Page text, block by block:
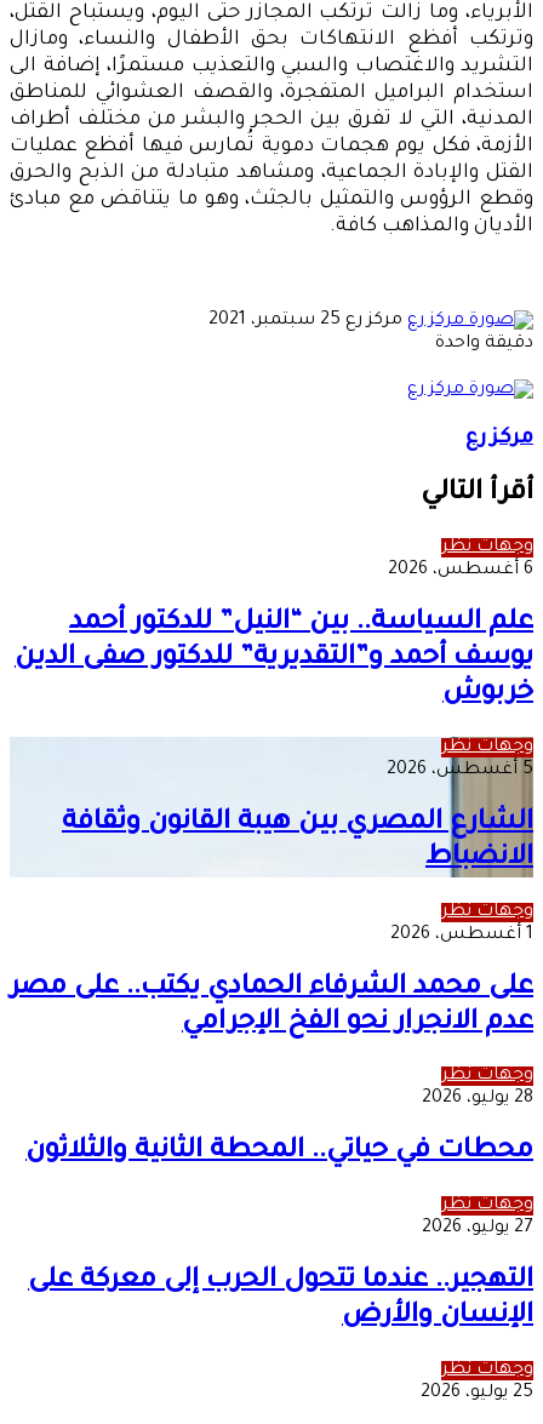
الأبرياء، وما زالت تُرتكب المجازر حتى اليوم، ويستباح القتل،
وترتكب أفظع الانتهاكات بحق الأطفال والنساء، ومازال
التشريد والاغتصاب والسبي والتعذيب مستمرًا، إضافة الى
استخدام البراميل المتفجرة، والقصف العشوائي للمناطق
المدنية، التي لا تفرق بين الحجر والبشر من مختلف أطراف
الأزمة، فكل يوم هجمات دموية تُمارس فيها أفظع عمليات
القتل والإبادة الجماعية، ومشاهد متبادلة من الذبح والحرق
وقطع الرؤوس والتمثيل بالجثث، وهو ما يتناقض مع مبادئ
الأديان والمذاهب كافة.
مركز رع أرسل
25 سبتمبر، 2021
دقيقة واحدة
مركز رع
أقرأ التالي
وجهات نظر
6 أغسطس، 2026
علم السياسة.. بين “النيل” للدكتور أحمد
يوسف أحمد و”التقديرية” للدكتور صفى الدين
خربوش
وجهات نظر
5 أغسطس، 2026
الشارع المصري بين هيبة القانون وثقافة
الانضباط
وجهات نظر
1 أغسطس، 2026
على محمد الشرفاء الحمادي يكتب.. على مصر
عدم الانجرار نحو الفخ الإجرامي
وجهات نظر
28 يوليو، 2026
محطات في حياتي.. المحطة الثانية والثلاثون
وجهات نظر
27 يوليو، 2026
التهجير.. عندما تتحول الحرب إلى معركة على
الإنسان والأرض
وجهات نظر
25 يوليو، 2026